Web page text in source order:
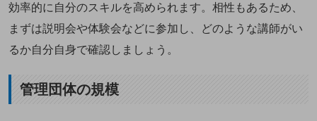
効率的に自分のスキルを高められます。相性もあるため、
まずは説明会や体験会などに参加し、どのような講師がい
るか自分自身で確認しましょう。
管理団体の規模